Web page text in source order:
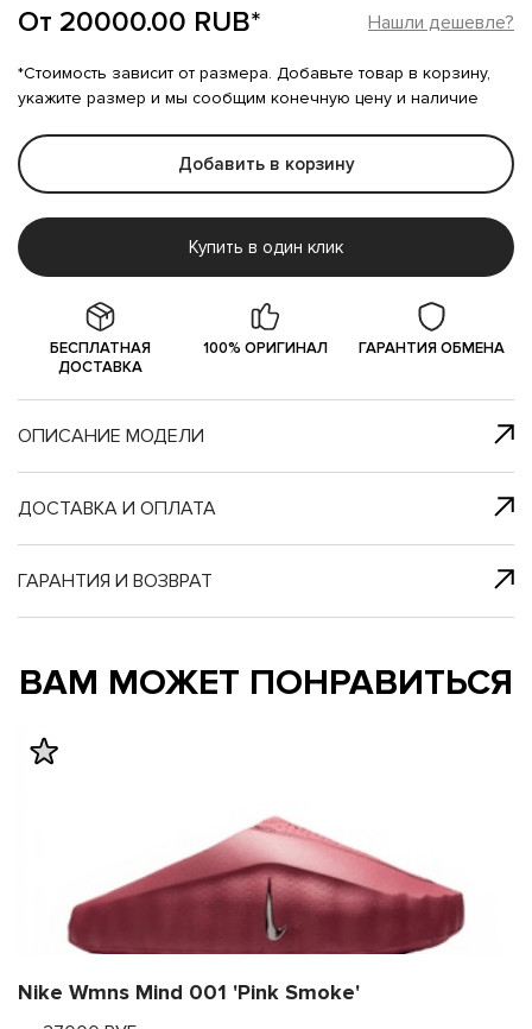
От 20000.00 RUB* Нашли дешевле?
*Стоимость зависит от размера. Добавьте товар в корзину,
укажите размер и мы сообщим конечную цену и наличие
Добавить в корзину
Купить в один клик
клик
и в
наш
БЕСПЛАТНАЯ
ДОСТАВКА
100% ОРИГИНАЛ ГАРАНТИЯ ОБМЕНА
ОПИСАНИЕ МОДЕЛИ
ДОСТАВКА И ОПЛАТА
ГАРАНТИЯ И ВОЗВРАТ
ВАМ МОЖЕТ ПОНРАВИТЬСЯ
Nike Wmns Mind 001 'Pink Smoke'
с нами
и в
наш